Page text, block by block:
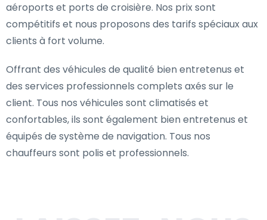
aéroports et ports de croisière. Nos prix sont
compétitifs et nous proposons des tarifs spéciaux aux
clients à fort volume.
Offrant des véhicules de qualité bien entretenus et
des services professionnels complets axés sur le
client. Tous nos véhicules sont climatisés et
confortables, ils sont également bien entretenus et
équipés de système de navigation. Tous nos
chauffeurs sont polis et professionnels.